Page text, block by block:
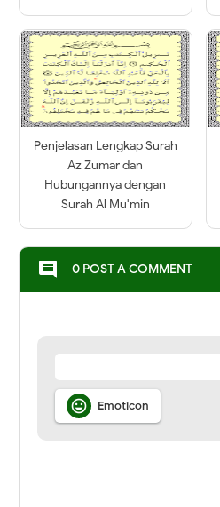
Penjelasan Lengkap Surah
Az Zumar dan
Hubungannya dengan
Surah Al Mu'min
comment 0 POST A COMMENT
 Emoticon